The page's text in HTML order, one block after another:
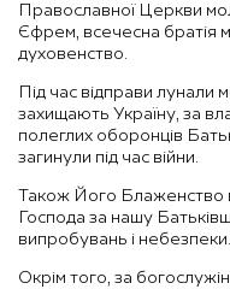
Православної Церкви
Єфрем, всечесна братія
духовенство.
Під час відправи лунали
захищають Україну, за
полеглих оборонців
загинули під час війни.
Також Його Блаженство
Господа за нашу
випробувань і небезпеки.
Окрім того, за